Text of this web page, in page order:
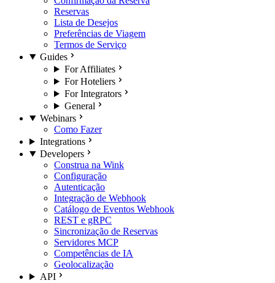
Reservas
Lista de Desejos
Preferências de Viagem
Termos de Serviço
Guides
For Affiliates
For Hoteliers
For Integrators
General
Webinars
Como Fazer
Integrations
Developers
Construa na Wink
Configuração
Autenticação
Integração de Webhook
Catálogo de Eventos Webhook
REST e gRPC
Sincronização de Reservas
Servidores MCP
Competências de IA
Geolocalização
API